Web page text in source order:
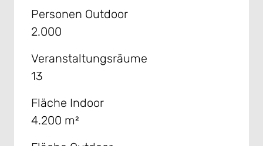
Personen Outdoor
2.000
Veranstaltungsräume
13
Fläche Indoor
4.200 m²